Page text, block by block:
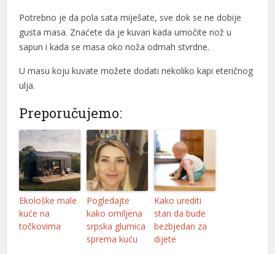
Potrebno je da pola sata miješate, sve dok se ne dobije
gusta masa. Znaćete da je kuvan kada umočite nož u
sapun i kada se masa oko noža odmah stvrdne.
U masu koju kuvate možete dodati nekoliko kapi eteričnog
ulja.
Preporučujemo:
Ekološke male
kuće na
točkovima
Pogledajte
kako omiljena
srpska glumica
sprema kuću
Kako urediti
stan da bude
bezbjedan za
dijete